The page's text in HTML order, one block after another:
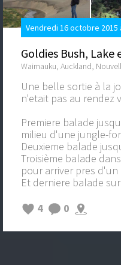
Vendredi 16 octobre 2015
Goldies Bush, Lake
Waimauku, Auckland,
Une belle sortie à la
n'etait pas au rendez
Premiere balade
milieu d'une jungle-
Deuxieme balade
Troisième balade
pour arriver pres d'un
Et derniere balade
4
0